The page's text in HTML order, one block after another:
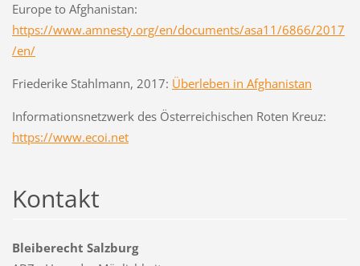
Europe to Afghanistan:
https://www.amnesty.org/en/documents/asa11/6866/2017
/en/
Friederike Stahlmann, 2017: Überleben in Afghanistan
Informationsnetzwerk des Österreichischen Roten Kreuz:
https://www.ecoi.net
Kontakt
Bleiberecht Salzburg